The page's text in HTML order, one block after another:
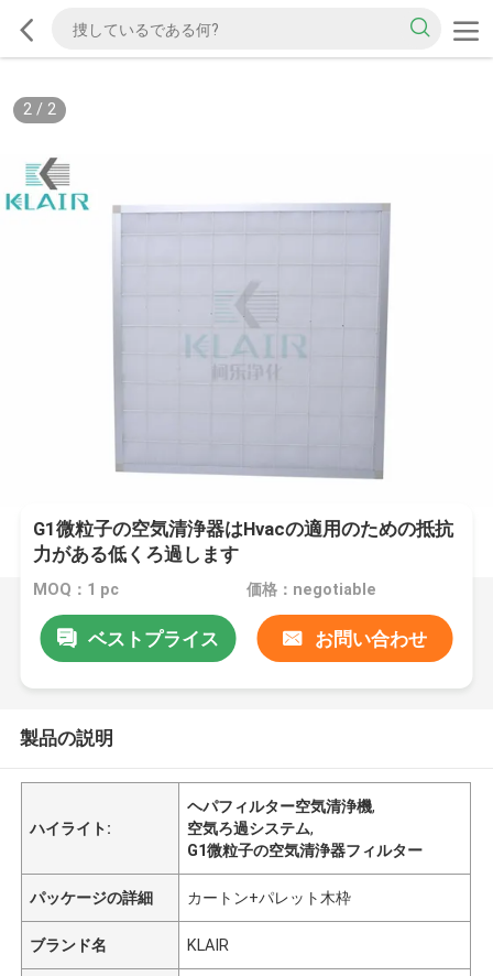
2/ 2
G1微粒子の空気清浄器はHvacの適用のための抵抗
力がある低くろ過します
MOQ：1 pc 価格：negotiable
ベストプライス お問い合わせ
製品の説明
ハイライト:
ヘパフィルター空気清浄機,
空気ろ過システム,
G1微粒子の空気清浄器フィルター
パッケージの詳細 カートン+パレット木枠
ブランド名 KLAIR